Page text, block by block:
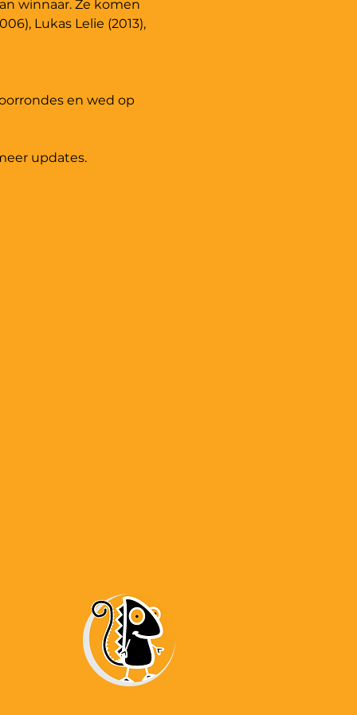
winnaar. Ze komen
Lukas Lelie (2013),
en wed op
updates.